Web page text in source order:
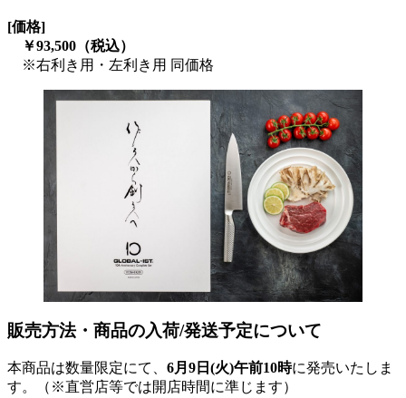
[価格]
￥93,500（税込）
※右利き用・左利き用 同価格
販売方法・商品の入荷/発送予定について
本商品は数量限定にて、 6月9日(火)午前10時に発売いたしま
す。（※直営店等では開店時間に準じます）